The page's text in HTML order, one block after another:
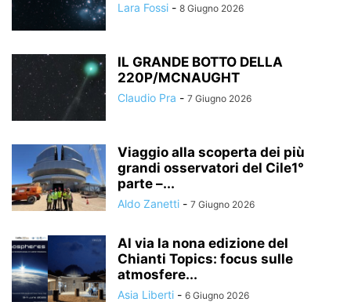
Lara Fossi - 8 Giugno 2026
IL GRANDE BOTTO DELLA
220P/MCNAUGHT
Claudio Pra - 7 Giugno 2026
Viaggio alla scoperta dei più
grandi osservatori del Cile1°
parte –...
Aldo Zanetti - 7 Giugno 2026
Al via la nona edizione del
Chianti Topics: focus sulle
atmosfere...
Asia Liberti - 6 Giugno 2026